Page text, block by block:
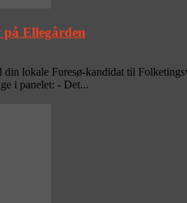
på Ellegården
din lokale Furesø-kandidat til
i panelet: - Det...